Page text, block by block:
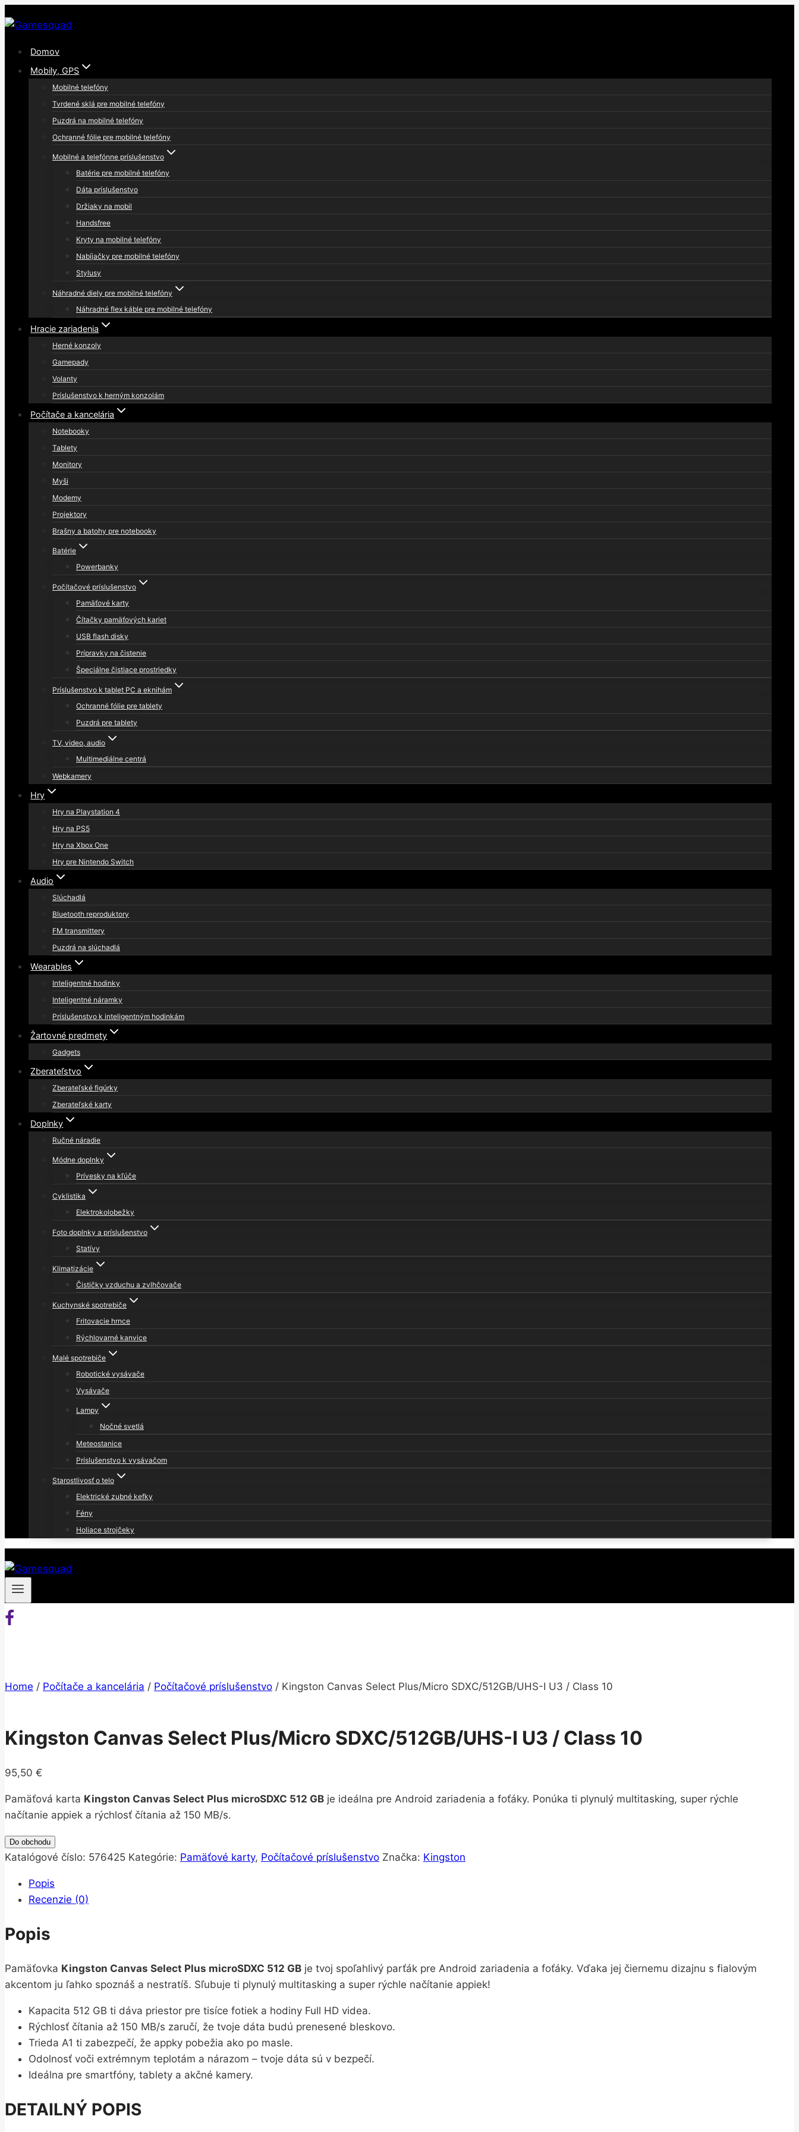
to
Domov
Mobily, GPS
Mobilné telefóny
Tvrdené sklá pre mobilné telefóny
Puzdrá na mobilné telefóny
Ochranné fólie pre mobilné telefóny
Mobilné a telefónne príslušenstvo
Batérie pre mobilné telefóny
Dáta príslušenstvo
Držiaky na mobil
Handsfree
Kryty na mobilné telefóny
Nabíjačky pre mobilné telefóny
Stylusy
Náhradné diely pre mobilné telefóny
Náhradné flex káble pre mobilné telefóny
Hracie zariadenia
Herné konzoly
Gamepady
Volanty
Príslušenstvo k herným konzolám
Počítače a kancelária
Notebooky
Tablety
Monitory
Myši
Modemy
Projektory
Brašny a batohy pre notebooky
Batérie
Powerbanky
Počítačové príslušenstvo
Pamäťové karty
Čítačky pamäťových kariet
USB flash disky
Prípravky na čistenie
Špeciálne čistiace prostriedky
Príslušenstvo k tablet PC a eknihám
Ochranné fólie pre tablety
Puzdrá pre tablety
TV, video, audio
Multimediálne centrá
Webkamery
Hry
Hry na Playstation 4
Hry na PS5
Hry na Xbox One
Hry pre Nintendo Switch
Audio
Slúchadlá
Bluetooth reproduktory
FM transmittery
Puzdrá na slúchadlá
Wearables
Inteligentné hodinky
Inteligentné náramky
Príslušenstvo k inteligentným hodinkám
Žartovné predmety
Gadgets
Zberateľstvo
Zberateľské figúrky
Zberateľské karty
Doplnky
Ručné náradie
Módne doplnky
Prívesky na kľúče
Cyklistika
Elektrokolobežky
Foto doplnky a príslušenstvo
Statívy
Klimatizácie
Čističky vzduchu a zvlhčovače
Kuchynské spotrebiče
Fritovacie hrnce
Rýchlovarné kanvice
Malé spotrebiče
Robotické vysávače
Vysávače
Lampy
Nočné svetlá
Meteostanice
Príslušenstvo k vysávačom
Starostlivosť o telo
Elektrické zubné kefky
Fény
Holiace strojčeky
Home / Počítače a kancelária / Počítačové príslušenstvo / Kingston Canvas Select Plus/Micro SDXC/512GB/UHS-I U3 / Class 10
Kingston Canvas Select Plus/Micro SDXC/512GB/UHS-I U3 / Class 10
95,50 €
Pamäťová karta Kingston Canvas Select Plus microSDXC 512 GB je ideálna pre Android zariadenia a foťáky. Ponúka ti plynulý multitasking, super rýchle
načítanie appiek a rýchlosť čítania až 150 MB/s.
Do obchodu
Katalógové číslo: 576425 Kategórie: Pamäťové karty, Počítačové príslušenstvo Značka: Kingston
Popis
Recenzie (0)
Popis
Pamäťovka Kingston Canvas Select Plus microSDXC 512 GB je tvoj spoľahlivý parťák pre Android zariadenia a foťáky. Vďaka jej čiernemu dizajnu s fialovým
akcentom ju ľahko spoznáš a nestratíš. Sľubuje ti plynulý multitasking a super rýchle načítanie appiek!
Kapacita 512 GB ti dáva priestor pre tisíce fotiek a hodiny Full HD videa.
Rýchlosť čítania až 150 MB/s zaručí, že tvoje dáta budú prenesené bleskovo.
Trieda A1 ti zabezpečí, že appky pobežia ako po masle.
Odolnosť voči extrémnym teplotám a nárazom – tvoje dáta sú v bezpečí.
Ideálna pre smartfóny, tablety a akčné kamery.
DETAILNÝ POPIS